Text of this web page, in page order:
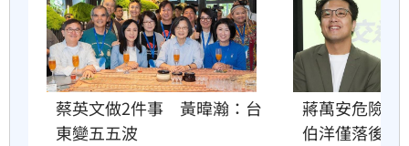
蔡英文做2件事　黃暐瀚：台
東變五五波
蔣萬安危險了
伯洋僅落後5%